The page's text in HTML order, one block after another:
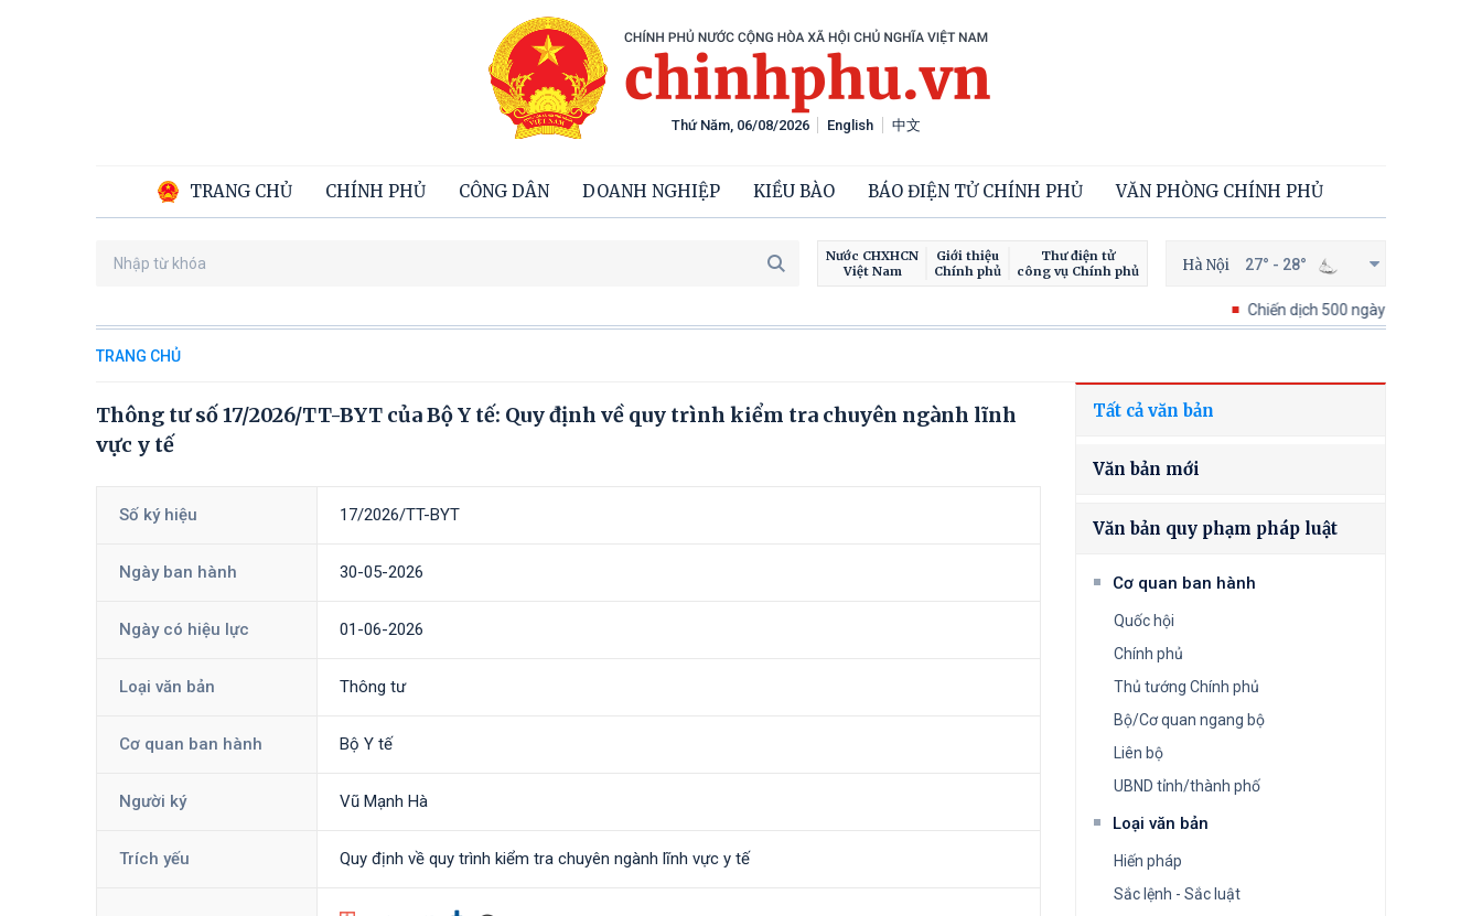
English 中文
TRANG CHỦ CHÍNH PHỦ CÔNG DÂN DOANH NGHIỆP KIỀU BÀO BÁO ĐIỆN TỬ CHÍNH PHỦ VĂN PHÒNG CHÍNH PHỦ
Thứ Năm, 06/08/2026
Nước CHXHCN
Việt Nam
Giới thiệu
Chính phủ
Thư điện tử
công vụ Chính phủ
Hà Nội 27° - 28°
Chiến dịch 500 ngày đêm tìm kiếm, quy
TRANG CHỦ
Thông tư số 17/2026/TT-BYT của Bộ Y tế: Quy định về quy trình kiểm tra chuyên ngành lĩnh
vực y tế
Số ký hiệu 17/2026/TT-BYT
Ngày ban hành 30-05-2026
Ngày có hiệu lực 01-06-2026
Loại văn bản Thông tư
Cơ quan ban hành Bộ Y tế
Người ký Vũ Mạnh Hà
Trích yếu Quy định về quy trình kiểm tra chuyên ngành lĩnh vực y tế
Tất cả văn bản
Văn bản mới
Văn bản quy phạm pháp luật
Cơ quan ban hành
Quốc hội
Chính phủ
Thủ tướng Chính phủ
Bộ/Cơ quan ngang bộ
Liên bộ
UBND tỉnh/thành phố
Loại văn bản
Hiến pháp
Sắc lệnh - Sắc luật